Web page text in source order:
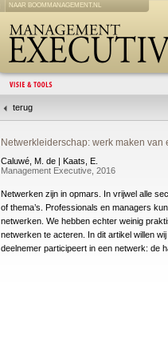
NAAR BOOMMANAGEMENT.NL
terug
Netwerkleiderschap: werk maken
Caluwé, M. de | Kaats, E.
Management Executive, 2016
Netwerken zijn in opmars. In vrijwel alle
of thema’s. Professionals en managers
netwerken. We hebben echter weinig
netwerken te acteren. In dit artikel willen
deelnemer participeert in een netwerk: de